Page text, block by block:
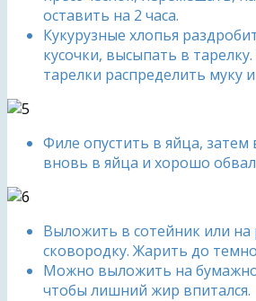
оставить на 2 часа.
Кукурузные хлопья
кусочки, высыпать в
тарелки распределить муку
Филе опустить в яйца, затем
вновь в яйца и хорошо
Выложить в сотейник или на
сковородку. Жарить до
Можно выложить на
чтобы лишний жир впитался.